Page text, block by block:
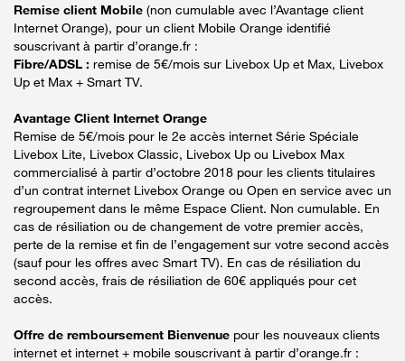
Remise client Mobile (non cumulable avec l’Avantage client
Internet Orange), pour un client Mobile Orange identifié
souscrivant à partir d’orange.fr :
Fibre/ADSL : remise de 5€/mois sur Livebox Up et Max, Livebox
Up et Max + Smart TV.
Avantage Client Internet Orange
Remise de 5€/mois pour le 2e accès internet Série Spéciale
Livebox Lite, Livebox Classic, Livebox Up ou Livebox Max
commercialisé à partir d’octobre 2018 pour les clients titulaires
d’un contrat internet Livebox Orange ou Open en service avec un
regroupement dans le même Espace Client. Non cumulable. En
cas de résiliation ou de changement de votre premier accès,
perte de la remise et fin de l’engagement sur votre second accès
(sauf pour les offres avec Smart TV). En cas de résiliation du
second accès, frais de résiliation de 60€ appliqués pour cet
accès.
Offre de remboursement Bienvenue pour les nouveaux clients
internet et internet + mobile souscrivant à partir d’orange.fr :